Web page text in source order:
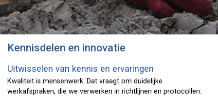
Kennisdelen en innovatie
Uitwisselen van kennis en ervaringen
Kwaliteit is mensenwerk. Dat vraagt om duidelijke
werkafspraken, die we verwerken in richtlijnen en protocollen.